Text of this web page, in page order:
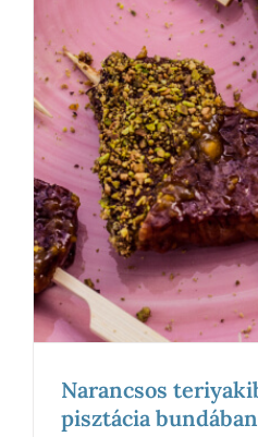
Narancsos
pisztácia bundában